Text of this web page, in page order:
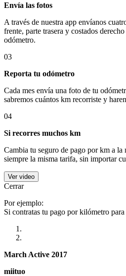
Envía las fotos
A través de nuestra app envíanos
frente, parte trasera y costados
odómetro.
03
Reporta tu odómetro
Cada mes envía una foto de tu
sabremos cuántos km recorriste y
04
Si recorres muchos km
Cambia tu seguro de pago por km a la
siempre la misma tarifa, sin importar
Ver video
Cerrar
Por ejemplo:
Si contratas tu pago por kilómetro para
March Active 2017
miituo